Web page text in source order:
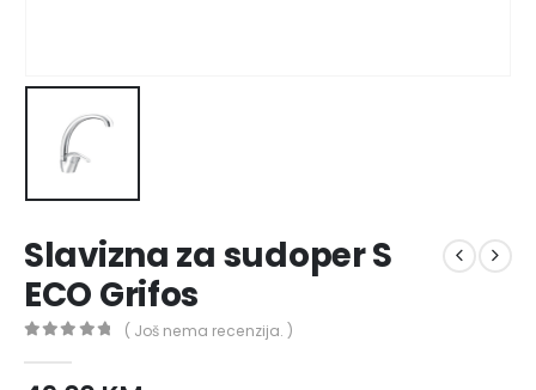
Slavizna za sudoper S
ECO Grifos
( Još nema recenzija. )